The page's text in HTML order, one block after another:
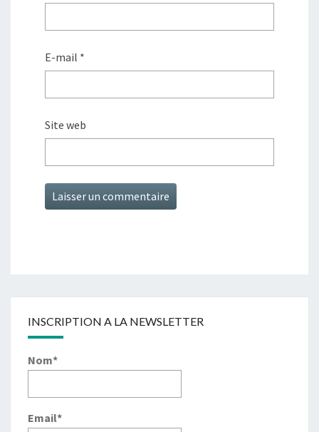
E-mail *
Site web
INSCRIPTION A LA NEWSLETTER
Nom*
Email*